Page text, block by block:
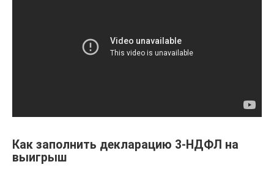
Как заполнить декларацию 3-НДФЛ на
выигрыш